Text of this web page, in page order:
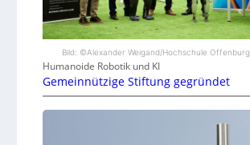
Bild: ©Alexander Weigand/Hochschule Offenburg
Humanoide Robotik und KI
Gemeinnützige Stiftung gegründet